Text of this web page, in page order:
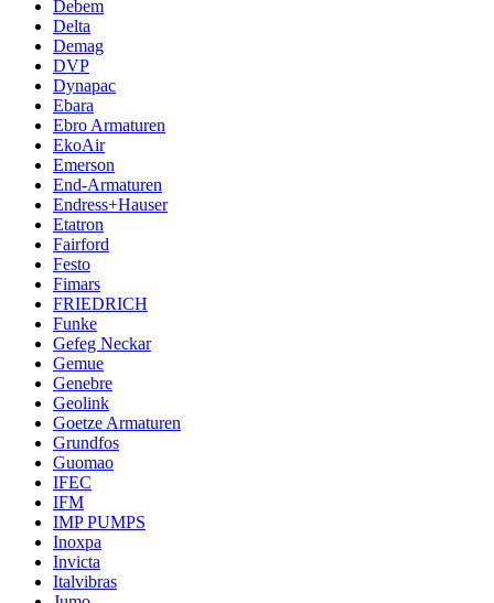
Debem
Delta
Demag
DVP
Dynapac
Ebara
Ebro Armaturen
EkoAir
Emerson
End-Armaturen
Endress+Hauser
Etatron
Fairford
Festo
Fimars
FRIEDRICH
Funke
Gefeg Neckar
Gemue
Genebre
Geolink
Goetze Armaturen
Grundfos
Guomao
IFEC
IFM
IMP PUMPS
Inoxpa
Invicta
Italvibras